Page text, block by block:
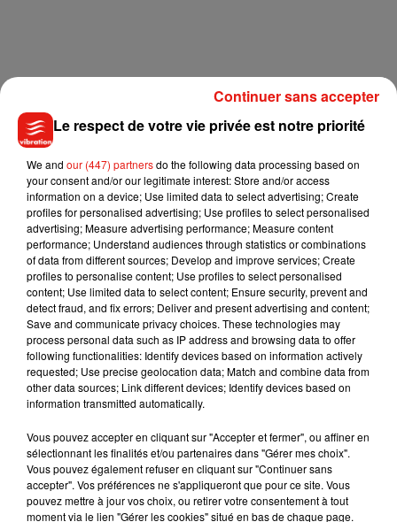
Musique
5 août 2026
Benny Blanco invite Selena Gomez et
Becky G sur son nouveau single
Le respect de votre vie privée est notre priorité
We and our (447) partnersdo the following data processing based on
your consent and/or our legitimate interest: Store and/or access
information on a device; Use limited data to select advertising; Create
profiles for personalised advertising; Use profiles to select personalised
advertising; Measure advertising performance; Measure content
performance; Understand audiences through statistics or combinations
of data from different sources; Develop and improve services; Create
profiles to personalise content; Use profiles to select personalised
content; Use limited data to select content; Ensure security, prevent and
detect fraud, and fix errors; Deliver and present advertising and content;
Save and communicate privacy choices. These technologies may
process personal data such as IP address and browsing data to offer
following functionalities: Identify devices based on information actively
requested; Use precise geolocation data; Match and combine data from
other data sources; Link different devices; Identify devices based on
information transmitted automatically.
Vous pouvez accepter en cliquant sur "Accepter et fermer", ou affiner en
sélectionnant les finalités et/ou partenaires dans "Gérer mes choix".
Vous pouvez également refuser en cliquant sur "Continuer sans
accepter". Vos préférences ne s'appliqueront que pour ce site. Vous
pouvez mettre à jour vos choix, ou retirer votre consentement à tout
moment via le lien "Gérer les cookies" situé en bas de chaque page.
Continuer sans accepter